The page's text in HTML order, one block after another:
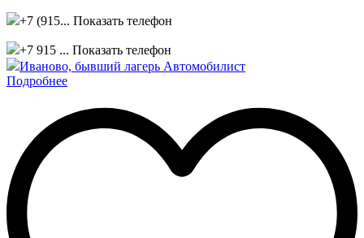
+7 (915... Показать телефон
+7 915 ... Показать телефон
Иваново, бывший лагерь Автомобилист
Подробнее